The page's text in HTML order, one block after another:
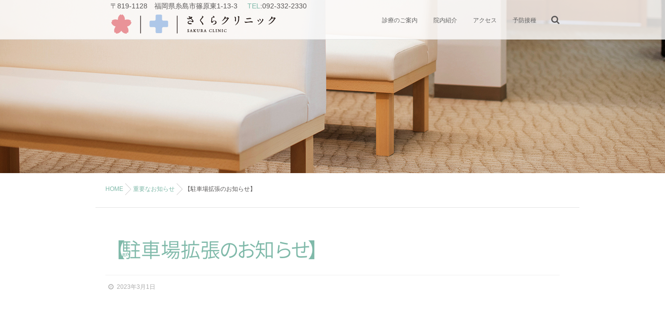
〒819-1128 福岡県糸島市篠原東1-13-3 TEL :092-332-2330
診療のご案内 院内紹介 アクセス 予防接種
HOME 重要なお知らせ 【駐車場拡張のお知らせ】
【駐車場拡張のお知 らせ】
2023年3月1日